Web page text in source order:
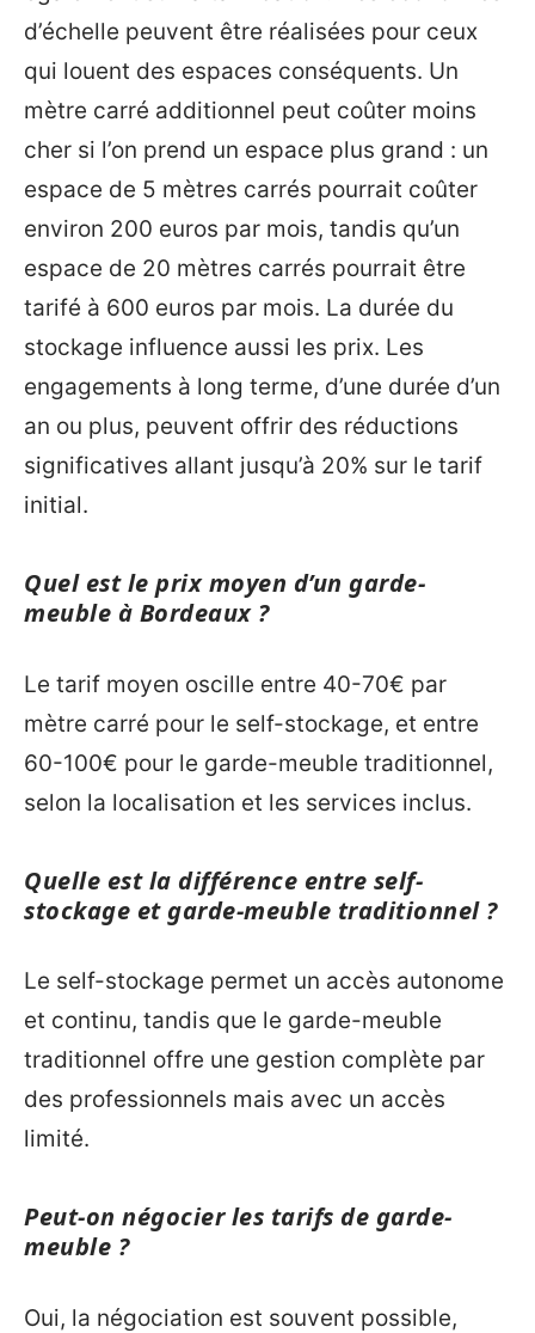
d’échelle peuvent être réalisées pour ceux
qui louent des espaces conséquents. Un
mètre carré additionnel peut coûter moins
cher si l’on prend un espace plus grand : un
espace de 5 mètres carrés pourrait coûter
environ 200 euros par mois, tandis qu’un
espace de 20 mètres carrés pourrait être
tarifé à 600 euros par mois. La durée du
stockage influence aussi les prix. Les
engagements à long terme, d’une durée d’un
an ou plus, peuvent offrir des réductions
significatives allant jusqu’à 20% sur le tarif
initial.
Quel est le prix moyen d’un garde-
meuble à Bordeaux ?
Le tarif moyen oscille entre 40-70€ par
mètre carré pour le self-stockage, et entre
60-100€ pour le garde-meuble traditionnel,
selon la localisation et les services inclus.
Quelle est la différence entre self-
stockage et garde-meuble traditionnel ?
Le self-stockage permet un accès autonome
et continu, tandis que le garde-meuble
traditionnel offre une gestion complète par
des professionnels mais avec un accès
limité.
Peut-on négocier les tarifs de garde-
meuble ?
Oui, la négociation est souvent possible,